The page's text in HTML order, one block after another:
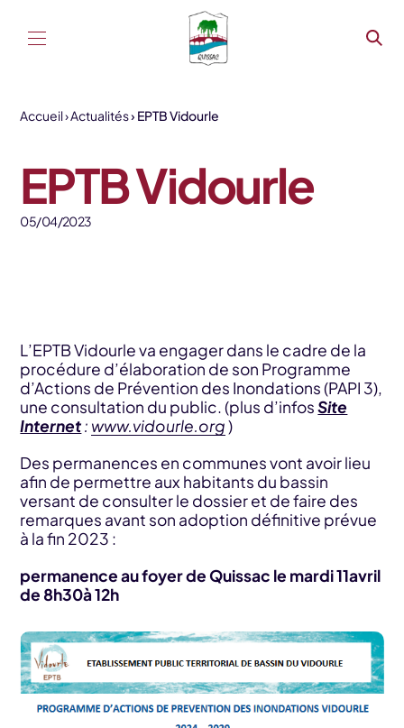
Accueil Actualités EPTB Vidourle
EPTB Vidourle
05/04/2023
L’EPTB Vidourle va engager dans le cadre de la
procédure d’élaboration de son Programme
d’Actions de Prévention des Inondations (PAPI 3),
une consultation du public. (plus d’infosSite
Internet: www.vidourle.org)
Des permanences en communes vont avoir lieu
afin de permettre aux habitants du bassin
versant de consulter le dossier et de faire des
remarques avant son adoption définitive prévue
à la fin 2023 :
permanence au foyer de Quissac le mardi 11avril
de 8h30à 12h